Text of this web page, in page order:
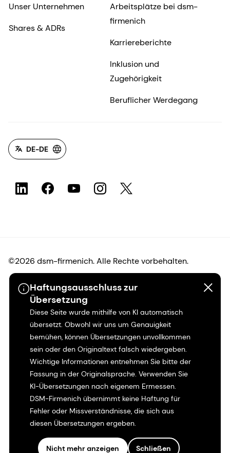
Haftungsausschluss zur
Übersetzung
Diese Seite wurde mithilfe von KI automatisch
übersetzt. Obwohl wir uns um Genauigkeit
bemühen, können Übersetzungen unvollkommen
sein oder den Originaltext falsch wiedergeben.
Wichtige Informationen entnehmen Sie bitte der
Fassung in der Originalsprache. Verwenden Sie
KI-Übersetzungen nach eigenem Ermessen.
DSM-Firmenich übernimmt keine Haftung für
Fehler oder Missverständnisse, die sich aus
diesen Übersetzungen ergeben.
Nicht mehr anzeigen Schließen
Unser Unternehmen
Shares & ADRs
Arbeitsplätze bei dsm-
firmenich
Karriereberichte
Inklusion und
Zugehörigkeit
Beruflicher Werdegang
DE-DE
©2026 dsm-firmenich. Alle Rechte vorbehalten.
Hinweis zum Datenschutz
Bedingungen für die Nutzung
Bedingungen und Konditionen
Kalifornien-Transparenz
Erklärung zur Zugänglichkeit
Rechtliche Informationen
Sitemap